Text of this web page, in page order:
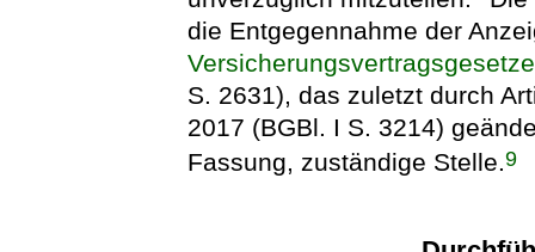
die Entgegennahme der
S. 2631), das zuletzt durch
2017 (BGBl. I S. 3214)
Fassung, zuständige Stelle.9